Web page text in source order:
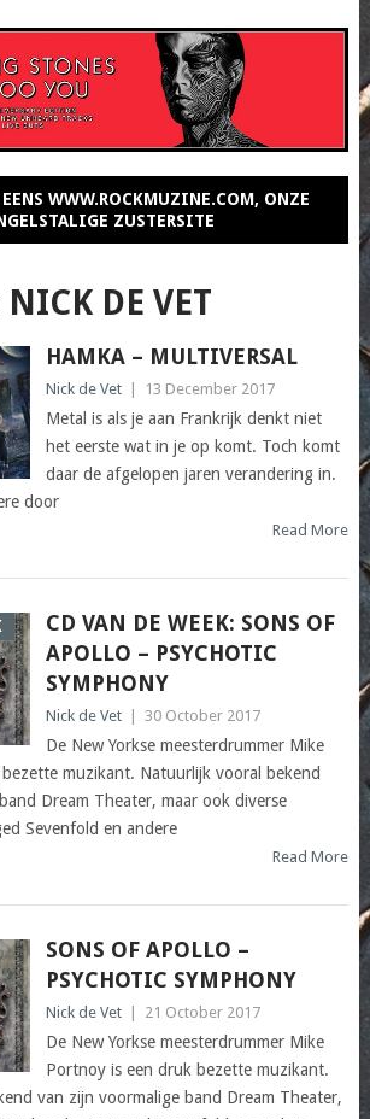
WWW.ROCKMUZINE.COM, ONZE
ZUSTERSITE
NICK DE VET
HAMKA – MULTIVERSAL
Nick de Vet 13 December 2017
Metal is als je aan Frankrijk denkt niet
het eerste wat in je op komt. Toch komt
daar de afgelopen jaren verandering in.
door
Read More
CD VAN DE WEEK: SONS OF
APOLLO – PSYCHOTIC
SYMPHONY
Nick de Vet 30 October 2017
De New Yorkse meesterdrummer Mike
muzikant. Natuurlijk vooral bekend
Dream Theater, maar ook diverse
Sevenfold en andere
Read More
SONS OF APOLLO –
PSYCHOTIC SYMPHONY
Nick de Vet 21 October 2017
De New Yorkse meesterdrummer Mike
Portnoy is een druk bezette muzikant.
van zijn voormalige band Dream Theater,